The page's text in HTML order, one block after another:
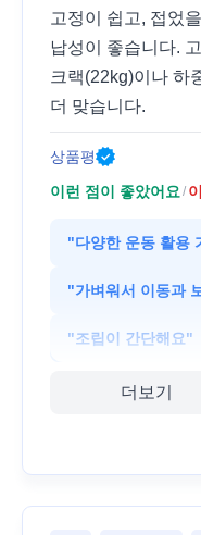
고정이 쉽고, 접었
납성이 좋습니다.
크랙(22kg)이나 하
더 맞습니다.
상품평
이런 점이 좋았어요/
"다양한 운동 활용
"가벼워서 이동과
"조립이 간단해요"
더보기